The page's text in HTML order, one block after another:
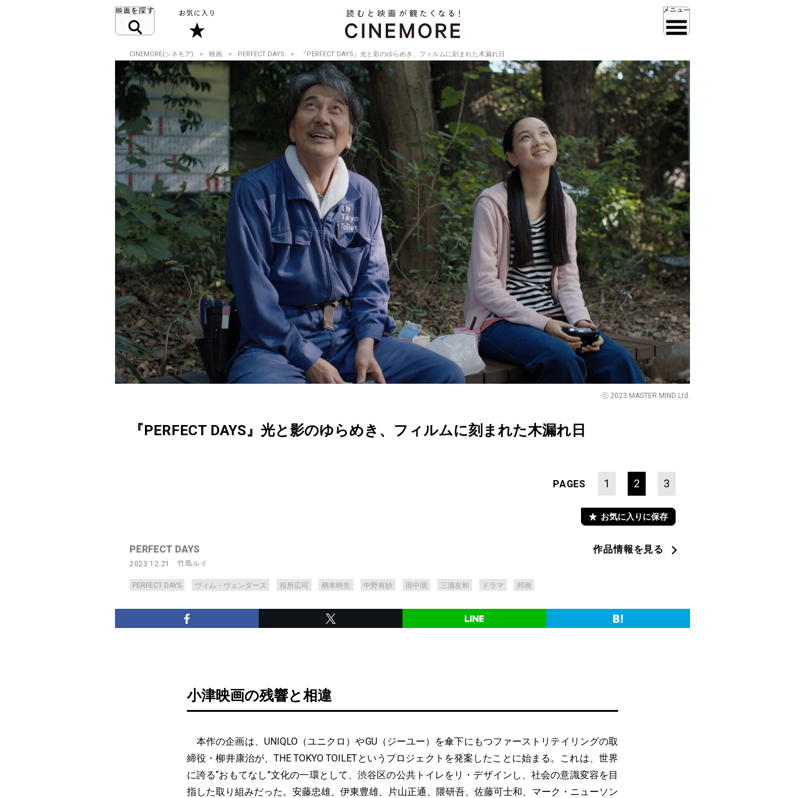
CINEMORE(シネモア) 映画 PERFECT DAYS 『PERFECT DAYS』光と影のゆらめき、フィルムに刻まれた木漏れ日
ⓒ 2023 MASTER MIND Ltd.
『PERFECT DAYS』光と影のゆらめき、フィルムに刻まれた木漏れ日
PAGES 1 2 3
お気に入りに保存
PERFECT DAYS
2023.12.21 竹島ルイ
PERFECT DAYS ヴィム・ヴェンダース 役所広司 柄本時生 中野有紗 田中泯 三浦友和 ドラマ 邦画
作品情報を見る
小津映画の残響と相違
本作の企画は、UNIQLO（ユニクロ）やGU（ジーユー）を傘下にもつファーストリテイリングの取
締役・柳井康治が、THE TOKYO TOILETというプロジェクトを発案したことに始まる。これは、世界
に誇る“おもてなし”文化の一環として、渋谷区の公共トイレをリ・デザインし、社会の意識変容を目
指した取り組みだった。安藤忠雄、伊東豊雄、片山正通、隈研吾、佐藤可士和、マーク・ニューソン